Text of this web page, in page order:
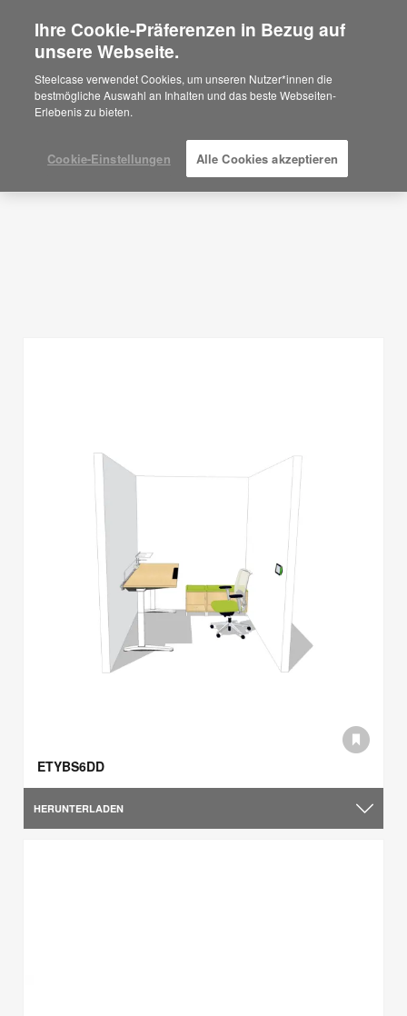
Are you in United States?
Would you like to see Products we sell in
your region?
Americas
Español
Planungsideen
ETYBS6DD
HERUNTERLADEN
Ihre Cookie-Präferenzen in Bezug auf
unsere Webseite.
Steelcase verwendet Cookies, um unseren Nutzer*innen die
bestmögliche Auswahl an Inhalten und das beste Webseiten-
Erlebenis zu bieten.
Cookie-Einstellungen Alle Cookies akzeptieren